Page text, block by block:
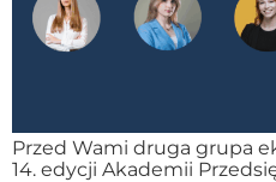
Przed Wami druga grupa
14. edycji Akademii